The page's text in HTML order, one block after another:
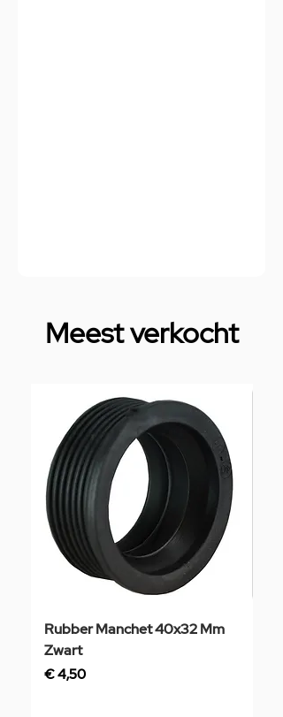
Meest verkocht
Rubber Manchet 40x32 Mm
Zwart
Prijs
€ 4,50